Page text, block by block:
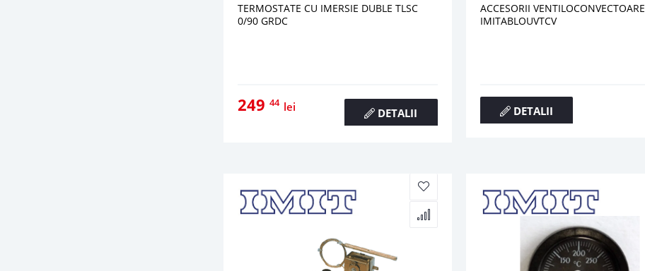
TERMOSTATE CU IMERSIE DUBLE TLSC
0/90 GRDC
249 44 lei DETALII
ACCESORII VENTILOCONVECTOARE
IMITABLOUVTCV
DETALII